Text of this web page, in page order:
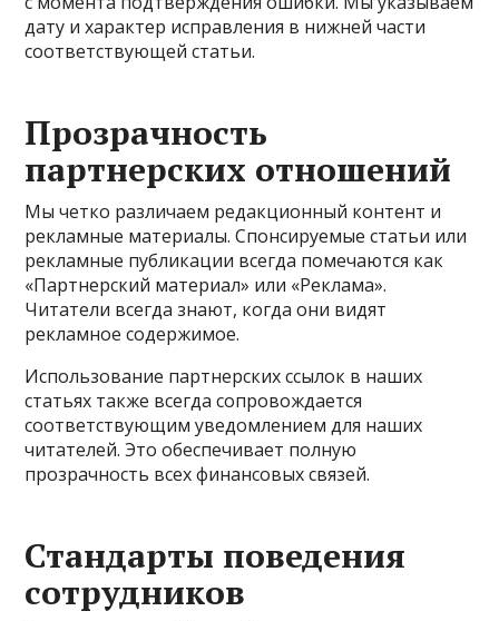
дату и характер исправления в нижней части
соответствующей статьи.
Прозрачность
партнерских отношений
Мы четко различаем редакционный контент и
рекламные материалы. Спонсируемые статьи или
рекламные публикации всегда помечаются как
«Партнерский материал» или «Реклама».
Читатели всегда знают, когда они видят
рекламное содержимое.
Использование партнерских ссылок в наших
статьях также всегда сопровождается
соответствующим уведомлением для наших
читателей. Это обеспечивает полную
прозрачность всех финансовых связей.
Стандарты поведения
сотрудников